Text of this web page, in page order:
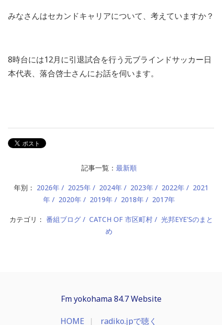
みなさんはセカンドキャリアについて、考えていますか？
8時台には12月に引退試合を行う元ブラインドサッカー日
本代表、落合啓士さんにお話を伺います。
記事一覧： 最新順
年別： 2026年 2025年 2024年 2023年 2022年
2021
年
2020年 2019年 2018年 2017年
カテゴリ： 番組ブログ CATCH OF 市区町村
光邦EYE'Sのまと
め
Fm yokohama 84.7 Website
HOME radiko.jpで聴く